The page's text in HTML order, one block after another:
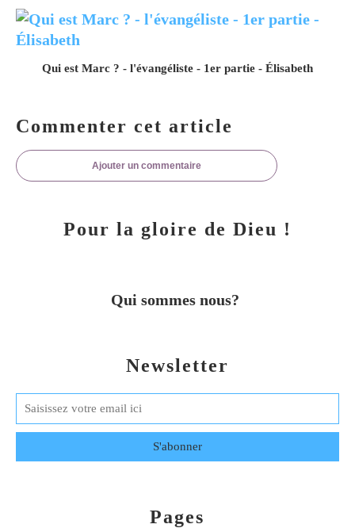
Qui est Marc ? - l'évangéliste - 1er partie - Élisabeth
Commenter cet article
Ajouter un commentaire
Newsletter
Pages
Pour la gloire de Dieu !
Qui sommes nous?